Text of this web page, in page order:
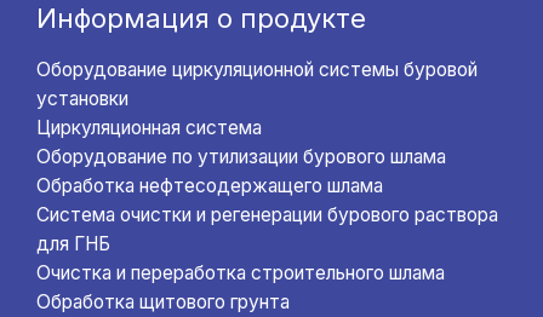
Информация о продукте
Оборудование циркуляционной системы буровой
установки
Циркуляционная система
Оборудование по утилизации бурового шлама
Обработка нефтесодержащего шлама
Система очистки и регенерации бурового раствора
для ГНБ
Очистка и переработка строительного шлама
Обработка щитового грунта